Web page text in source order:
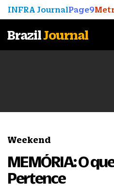
INFRA JournalPage9
BrazilJournal
Weekend
MEMÓRIA: O
Pertence